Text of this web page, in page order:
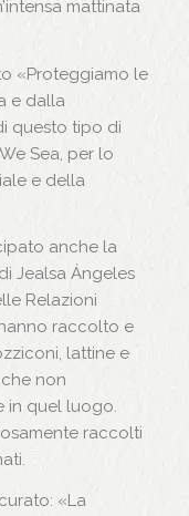
mattinata
«Proteggiamo le
e dalla
questo tipo di
Sea, per lo
e della
anche la
Jealsa Ángeles
Relazioni
raccolto e
lattine e
non
in quel luogo.
raccolti
«La